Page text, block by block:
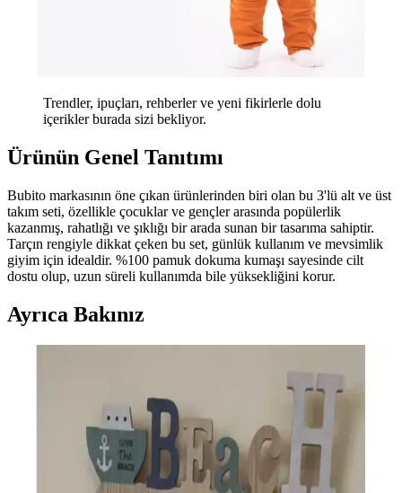
Trendler, ipuçları, rehberler ve yeni fikirlerle dolu
içerikler burada sizi bekliyor.
Ürünün Genel Tanıtımı
Bubito markasının öne çıkan ürünlerinden biri olan bu 3'lü alt ve üst
takım seti, özellikle çocuklar ve gençler arasında popülerlik
kazanmış, rahatlığı ve şıklığı bir arada sunan bir tasarıma sahiptir.
Tarçın rengiyle dikkat çeken bu set, günlük kullanım ve mevsimlik
giyim için idealdir. %100 pamuk dokuma kumaşı sayesinde cilt
dostu olup, uzun süreli kullanımda bile yüksekliğini korur.
Ayrıca Bakınız
A101 Marketinde 5 Lit Yağ ve Güncel Fırsatlarla
A101 marketleri, uygun fiyatlı ürünleri ve indirim kampanyalarıyla
öne çıkıyor. 5 lit yağ gibi temel ihtiyaç ürünlerinde avantajlı fiyatlar
ve geniş ürün yelpazesiyle alışverişinizi kolaylaştırıyor.